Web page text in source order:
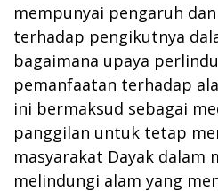
mempunyai pengaruh
terhadap pengikutnya
bagaimana upaya
pemanfaatan terhadap
ini bermaksud sebagai
panggilan untuk tetap
masyarakat Dayak dalam
melindungi alam yang